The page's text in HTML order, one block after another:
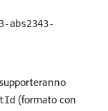
abs2343-
(formato con